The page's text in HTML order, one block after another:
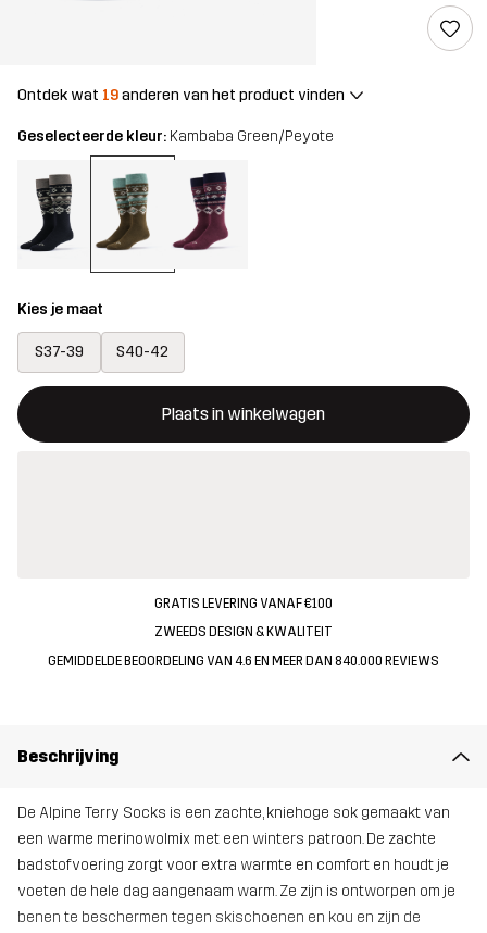
Ontdek wat 19anderen van het product vinden
Geselecteerde kleur: Kambaba Green/Peyote
Kies je maat
S37-39 S40-42
Plaats in winkelwagen
Deze knop opent een modal met de bevestiging van een
{{size}} niet beschikbaar
GRATIS LEVERING VANAF €100
ZWEEDS DESIGN & KWALITEIT
GEMIDDELDE BEOORDELING VAN 4.6 EN MEER DAN 840.000 REVIEWS
Beschrijving
De Alpine Terry Socks is een zachte, kniehoge sok gemaakt van
een warme merinowolmix met een winters patroon. De zachte
badstofvoering zorgt voor extra warmte en comfort en houdt je
voeten de hele dag aangenaam warm. Ze zijn is ontworpen om je
benen te beschermen tegen skischoenen en kou en zijn de